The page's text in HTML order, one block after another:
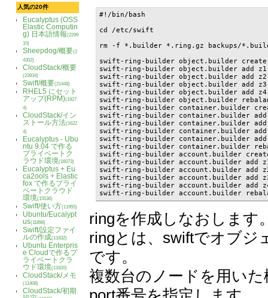
人気の20件
Eucalyptus (OSS
Elastic Computin
g) 日本語情報(2299
10)
Sheepdog/概要(2
4302)
CloudStack/概要
(23934)
Swift/概要(21448)
RHEL5 にセット
アップ(RPM)(1927
4)
CloudStack/イン
ストール方法(1622
4)
Eucalyptus - Ubu
ntu 9.04 で作る
プライベートク
ラウド環境(16073)
Eucalyptus + Eu
ca2ools + Elastic
fox で作るプライ
ベートクラウド
環境(15536)
Swift/使い方(11955)
Ubuntu/Eucalypt
us(11898)
Swift/設定ファイ
ルの作成(11832)
Ubuntu Enterpris
e Cloudで作るプ
ライベートクラ
ウド環境(11820)
CloudStack/メモ
(11408)
CloudStack/初期
#!/bin/bash
cd /etc/swift
rm -f *.builder *.ring.gz backups/
swift-ring-builder object.builder create
swift-ring-builder object.builder add z1-
swift-ring-builder object.builder add z2-
swift-ring-builder object.builder add z3-
swift-ring-builder object.builder add z4-
swift-ring-builder object.builder
swift-ring-builder container.builder
swift-ring-builder container.builder add
swift-ring-builder container.builder add
swift-ring-builder container.builder add
swift-ring-builder container.builder add
swift-ring-builder container.builder
swift-ring-builder account.builder
swift-ring-builder account.builder add
swift-ring-builder account.builder add
swift-ring-builder account.builder add
swift-ring-builder account.builder add
swift-ring-builder account.builder
ringを作成しなおします
ringとは、swiftでオブジ
です。
複数台のノードを用い